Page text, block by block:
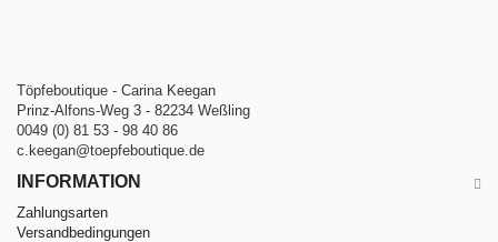
Töpfeboutique - Carina Keegan
Prinz-Alfons-Weg 3 - 82234 Weßling
0049 (0) 81 53 - 98 40 86
c.keegan@toepfeboutique.de
INFORMATION
Zahlungsarten
Versandbedingungen